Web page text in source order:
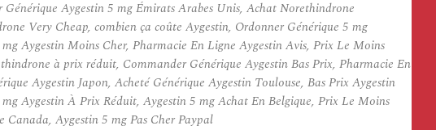
Aygestin 5 mg Émirats Arabes Unis, Achat Norethindrone
Very Cheap, combien ça coûte Aygestin, Ordonner Générique 5 mg
Aygestin Moins Cher, Pharmacie En Ligne Aygestin Avis, Prix Le Moins
à prix réduit, Commander Générique Aygestin Bas Prix, Pharmacie En
Aygestin Japon, Acheté Générique Aygestin Toulouse, Bas Prix Aygestin
Aygestin À Prix Réduit, Aygestin 5 mg Achat En Belgique, Prix Le Moins
Aygestin 5 mg Pas Cher Paypal